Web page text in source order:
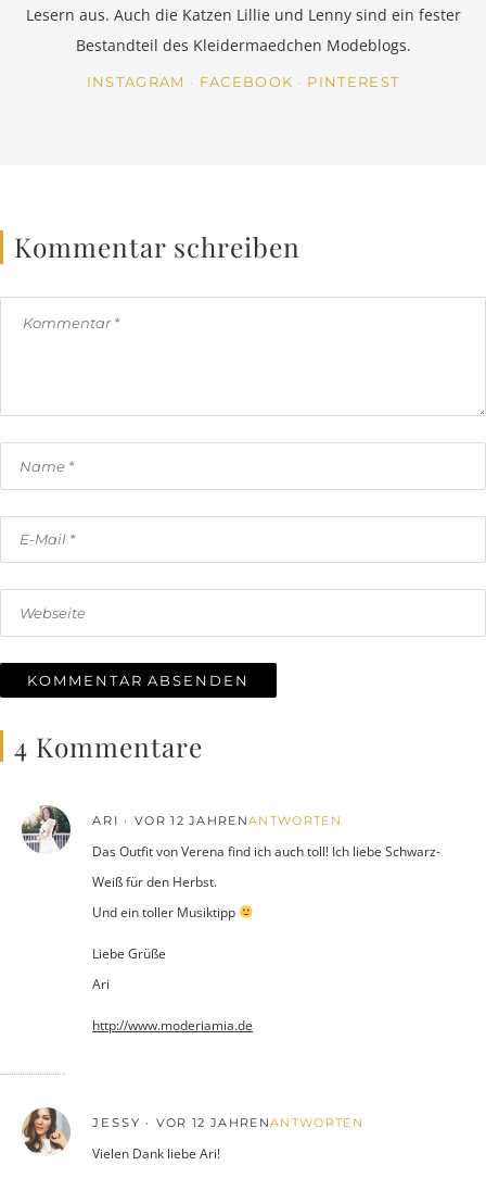
Lesern aus. Auch die Katzen Lillie und Lenny sind ein fester
Bestandteil des Kleidermaedchen Modeblogs.
INSTAGRAM FACEBOOK PINTEREST
Kommentar schreiben
4 Kommentare
ARI VOR 12 JAHRENANTWORTEN
Das Outfit von Verena find ich auch toll! Ich liebe Schwarz-
Weiß für den Herbst.
Und ein toller Musiktipp
Liebe Grüße
Ari
http://www.moderiamia.de
JESSY VOR 12 JAHRENANTWORTEN
Vielen Dank liebe Ari!